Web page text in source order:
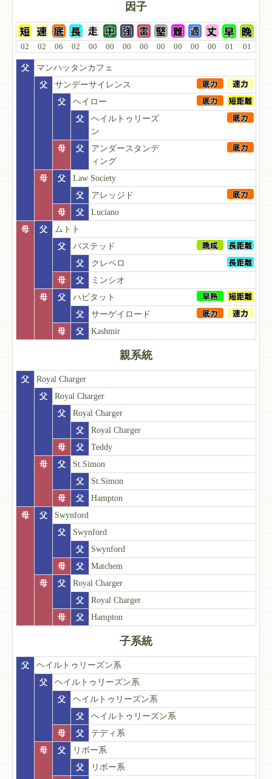
因子
02 02 06 02 00 00 00 00 00 00 00 00 01 01
父
マンハッタンカフェ
父
サンデーサイレンス
父
ヘイロー
父
ヘイルトゥリーズ
ン
母
父
アンダースタンデ
ィング
母
父
Law Society
父
アレッジド
母
父
Luciano
母
父
ムトト
父
バステッド
父
クレペロ
母
父
ミンシオ
母
父
ハビタット
父
サーゲイロード
母
父 Kashmir
親系統
父
Royal Charger
父
Royal Charger
父
Royal Charger
父
Royal Charger
母
父
Teddy
母
父
St.Simon
父
St.Simon
母
父
Hampton
母
父
Swynford
父
Swynford
父
Swynford
母
父
Matchem
母
父
Royal Charger
父
Royal Charger
母
父 Hampton
子系統
父
ヘイルトゥリーズン系
父
ヘイルトゥリーズン系
父
ヘイルトゥリーズン系
父
ヘイルトゥリーズン系
母
父
テディ系
母
父
リボー系
父
リボー系